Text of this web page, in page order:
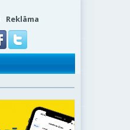
Reklāma